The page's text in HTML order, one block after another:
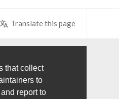
that collect
to
report to
Translate this page